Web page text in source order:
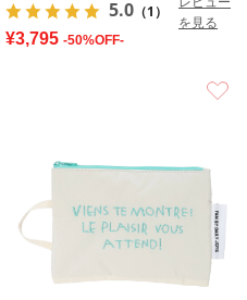
5.0 （1）
を見る
¥3,795 -50%OFF-